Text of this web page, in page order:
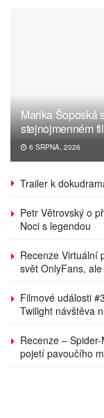
Marika Šoposká
stejnojmenném
6 SRPNA, 2026
Trailer k
Petr Větrovský o
Noci s legendou
Recenze Virtuální
svět OnlyFans,
Filmové události
Twilight návštěva
Recenze –
pojetí pavoučího